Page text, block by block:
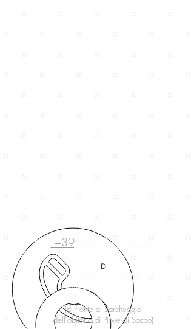
+39049.970.52.35
D
D.T. NICOLÒ SARTORI
via san Rocco, 39-41
PIOVE DI SACCO (PD)
(di fronte al parcheggio
dell'obitorio di Piove di Sacco)